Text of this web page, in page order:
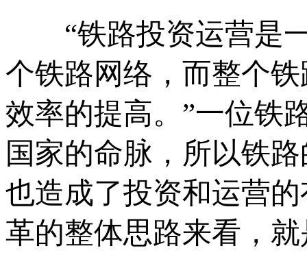
“铁路投资运营是一
个铁路网络，而整个
效率的提高。”一位铁
国家的命脉，所以铁
也造成了投资和运营
革的整体思路来看，